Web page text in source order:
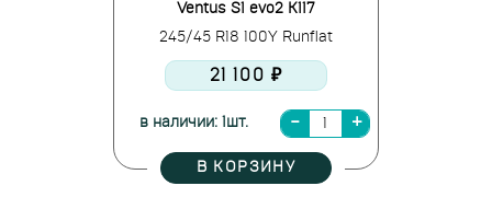
Ventus S1 evo2 K117
245/45 R18 100Y Runflat
21 100 ₽
в наличии: 1шт.
В КОРЗИНУ